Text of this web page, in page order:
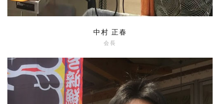
中村 正春
会長